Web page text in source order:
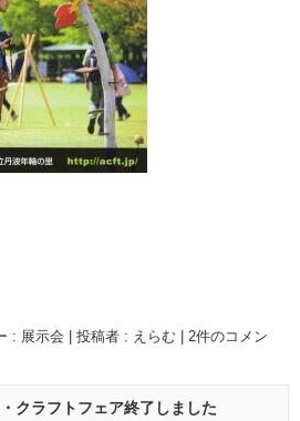
: 展示会 投稿者 : えらむ
2件のコメン
クラフトフェア終了しました